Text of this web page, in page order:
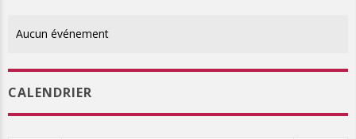
Aucun événement
CALENDRIER